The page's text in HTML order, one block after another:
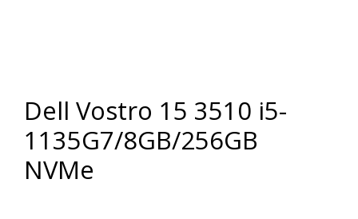
Dell Vostro 15 3510 i5-
1135G7/8GB/256GB
NVMe